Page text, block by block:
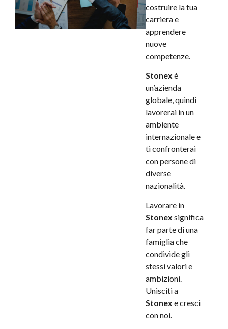
costruire la tua
carriera e
apprendere
nuove
competenze.
Stonex è
un’azienda
globale, quindi
lavorerai in un
ambiente
internazionale e
ti confronterai
con persone di
diverse
nazionalità.
Lavorare in
Stonex significa
far parte di una
famiglia che
condivide gli
stessi valori e
ambizioni.
Unisciti a
Stonex e cresci
con noi.